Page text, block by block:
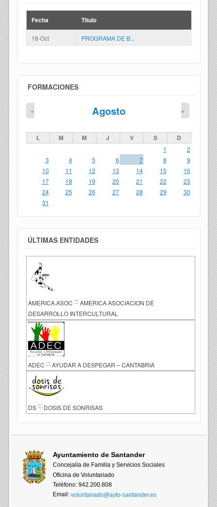
Fecha Titulo
18-Oct PROGRAMA DE B...
FORMACIONES
Agosto
« »
L M M J V S D
1
2
3
4 5 6 7 8
9
10
11 12 13 14 15
16
17
18 19 20 21 22
23
24
25 26 27 28 29
30
31
ÚLTIMAS ENTIDADES
AMERICA.ASOC ::: AMERICA ASOCIACION DE
DESARROLLO INTERCULTURAL
ADEC ::: AYUDAR A DESPEGAR – CANTABRIA
DS ::: DOSIS DE SONRISAS
Ayuntamiento de Santander
Concejalía de Familia y Servicios Sociales
Oficina de Voluntariado
Teléfono: 942.200.808
Email:voluntariado@ayto-santander.es